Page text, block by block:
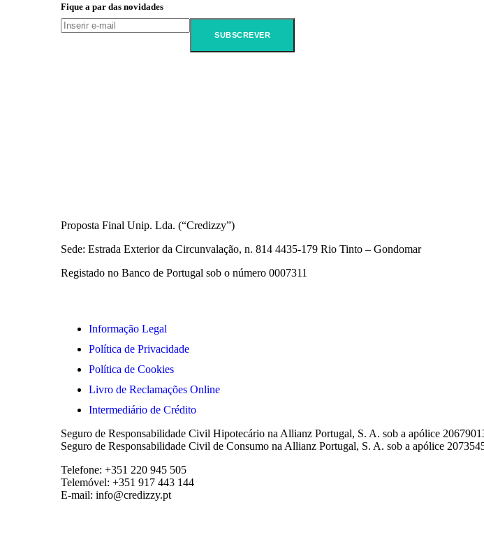
Fique a par das novidades
Proposta Final Unip. Lda. (“Credizzy”)
Sede: Estrada Exterior da Circunvalação, n. 814 4435-179 Rio Tinto – Gondomar
Registado no Banco de Portugal sob o número 0007311
Informação Legal
Política de Privacidade
Política de Cookies
Livro de Reclamações Online
Intermediário de Crédito
Seguro de Responsabilidade Civil Hipotecário na Allianz Portugal, S. A. sob a apólice
Seguro de Responsabilidade Civil de Consumo na Allianz Portugal, S. A. sob a apólice
Telefone: +351 220 945 505
Telemóvel: +351 917 443 144
E-mail: info@credizzy.pt